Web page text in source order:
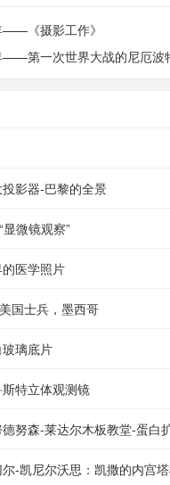
——《摄影工作》
影器-巴黎的全景
微镜观察”
医学照片
国士兵，墨西哥
璃底片
特立体观测镜
努森-莱达尔木板教堂-蛋白
-凯尼尔沃思：凯撒的内宫